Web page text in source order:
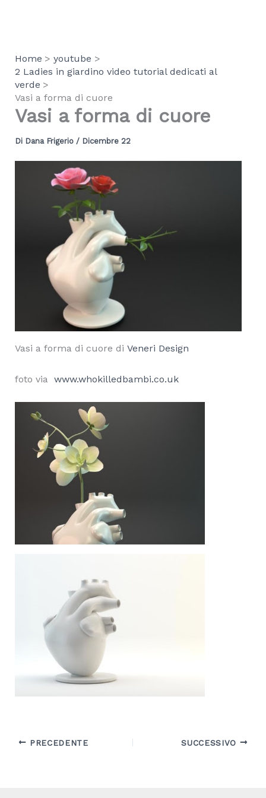
Home
youtube
2 Ladies in giardino video tutorial dedicati al
verde
Vasi a forma di cuore
Vasi a forma di cuore
Di Dana Frigerio / Dicembre 22
Vasi a forma di cuore di Veneri Design
foto via www.whokilledbambi.co.uk
PRECEDENTE SUCCESSIVO